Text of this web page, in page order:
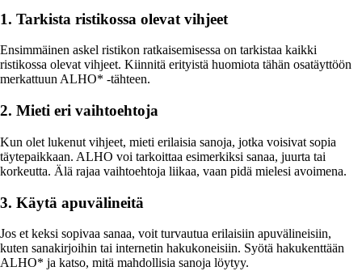
1. Tarkista ristikossa olevat vihjeet
Ensimmäinen askel ristikon ratkaisemisessa on tarkistaa kaikki
ristikossa olevat vihjeet. Kiinnitä erityistä huomiota tähän osatäyttöön
merkattuun ALHO* -tähteen.
2. Mieti eri vaihtoehtoja
Kun olet lukenut vihjeet, mieti erilaisia sanoja, jotka voisivat sopia
täytepaikkaan. ALHO voi tarkoittaa esimerkiksi sanaa, juurta tai
korkeutta. Älä rajaa vaihtoehtoja liikaa, vaan pidä mielesi avoimena.
3. Käytä apuvälineitä
Jos et keksi sopivaa sanaa, voit turvautua erilaisiin apuvälineisiin,
kuten sanakirjoihin tai internetin hakukoneisiin. Syötä hakukenttään
ALHO* ja katso, mitä mahdollisia sanoja löytyy.